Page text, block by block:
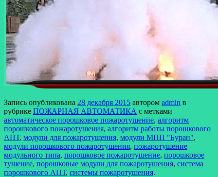
Запись опубликована 28 декабря 2015 автором admin в
рубрике ПОЖАРНАЯ АВТОМАТИКА с метками
автоматическое порошковое пожаротушение, алгоритм
порошкового пожаротушения, алгоритм работы порошкового
АПТ, модули для пожаротушения, модули МПП "Буран",
модули порошкового пожаротушения, пожаротушение
модульного типа, порошковое пожаротушение, порошковое
тушение, порошковые модули для пожаротушения, система
порошкового АПТ, системы пожаротушения.